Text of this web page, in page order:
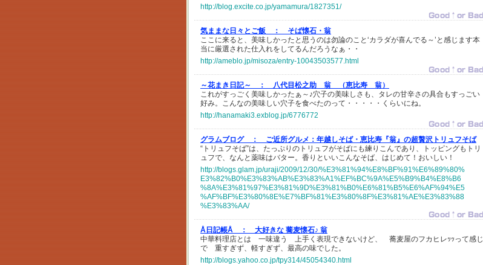
http://blog.excite.co.jp/yamamura/1827351/
気ままな日々とご飯 ：
そば懐石・翁
ここに来ると、美味しかったと思うのは勿論のこと‘カラダが喜んでる～’と感じます本
当に厳選された仕入れをしてるんだろうなぁ・・
http://ameblo.jp/misoza/entry-10043503577.html
～花まき日記～ ：
八代目松之助 翁 （恵比寿 翁）
これがすっごく美味しかったぁ～♪穴子の美味しさも、タレの甘辛さの具合もすっごい
好み。こんなの美味しい穴子を食べたのって・・・・・くらいにね。
http://hanamaki3.exblog.jp/6776772
グラムブログ ：
ご近所グルメ：年越しそば・恵比寿『翁』の超贅沢トリュフそば
“トリュフそば”は、たっぷりのトリュフがそばにも練りこんであり、トッピングもトリ
ュフで、なんと薬味はバター。香りといいこんなそば、はじめて！おいしい！
http://blogs.glam.jp/uraji/2009/12/30/%E3%81%94%E8%BF%91%E6%89%80%
E3%82%B0%E3%83%AB%E3%83%A1%EF%BC%9A%E5%B9%B4%E8%B6
%8A%E3%81%97%E3%81%9D%E3%81%B0%E6%81%B5%E6%AF%94%E5
%AF%BF%E3%80%8E%E7%BF%81%E3%80%8F%E3%81%AE%E3%83%88
%E3%83%AA/
Å日記帳Å ：
大好きな 蕎麦懐石♪ 翁
中華料理店とは 一味違う 上手く表現できないけど、 蕎麦屋のフカヒレｯｯって感じ
で 重すぎず、軽すぎず、最高の味でした。
http://blogs.yahoo.co.jp/tpy314/45054340.html